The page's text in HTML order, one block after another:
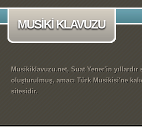
MUSİKİ KLAVUZU
Musikiklavuzu.net, Suat Yener'in
oluşturulmuş, amacı Türk Musikisi'ne
sitesidir.